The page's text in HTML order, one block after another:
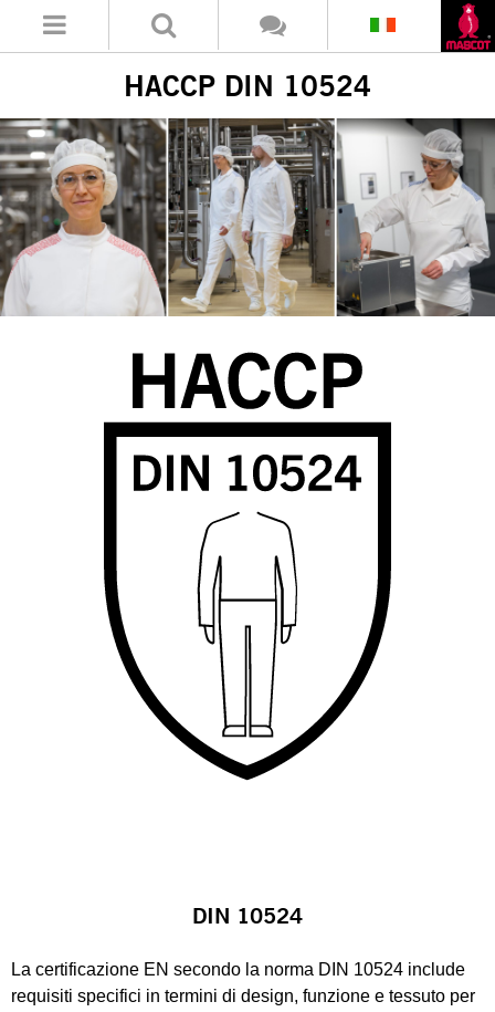
HACCP DIN 10524
DIN 10524
La certificazione EN secondo la norma DIN 10524 include
requisiti specifici in termini di design, funzione e tessuto per